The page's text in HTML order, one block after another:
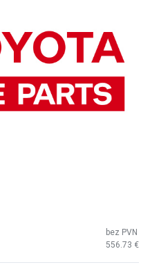
556.73
bez PVN